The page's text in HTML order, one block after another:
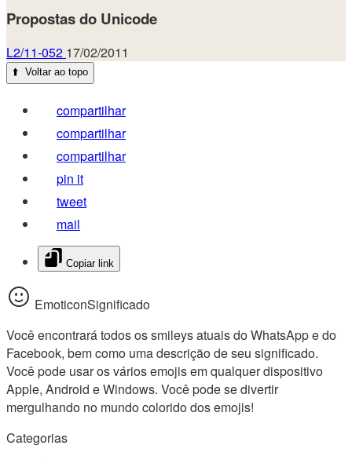
Propostas do Unicode
L2/11-052 17/02/2011
⬆️ Voltar ao topo
compartilhar
compartilhar
compartilhar
pin it
tweet
mail
Copiar link
EmoticonSignificado
Você encontrará todos os smileys atuais do WhatsApp e do
Facebook, bem como uma descrição de seu significado.
Você pode usar os vários emojis em qualquer dispositivo
Apple, Android e Windows. Você pode se divertir
mergulhando no mundo colorido dos emojis!
Categorias